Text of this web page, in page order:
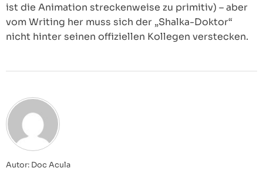
ist die Animation streckenweise zu primitiv) – aber
vom Writing her muss sich der „Shalka-Doktor“
nicht hinter seinen offiziellen Kollegen verstecken.
Autor: Doc Acula